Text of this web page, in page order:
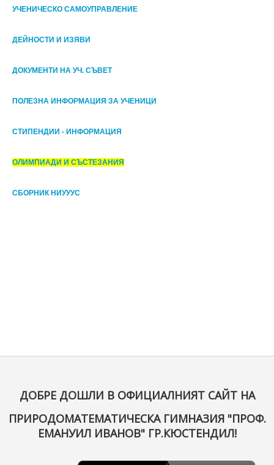
УЧЕНИЧЕСКО САМОУПРАВЛЕНИЕ
ДЕЙНОСТИ И ИЗЯВИ
ДОКУМЕНТИ НА УЧ. СЪВЕТ
ПОЛЕЗНА ИНФОРМАЦИЯ ЗА УЧЕНИЦИ
СТИПЕНДИИ - ИНФОРМАЦИЯ
ОЛИМПИАДИ И СЪСТЕЗАНИЯ
СБОРНИК НИУУУС
ДОБРЕ ДОШЛИ В ОФИЦИАЛНИЯТ САЙТ НА
ПРИРОДОМАТЕМАТИЧЕСКА ГИМНАЗИЯ "ПРОФ.
ЕМАНУИЛ ИВАНОВ" ГР.КЮСТЕНДИЛ!